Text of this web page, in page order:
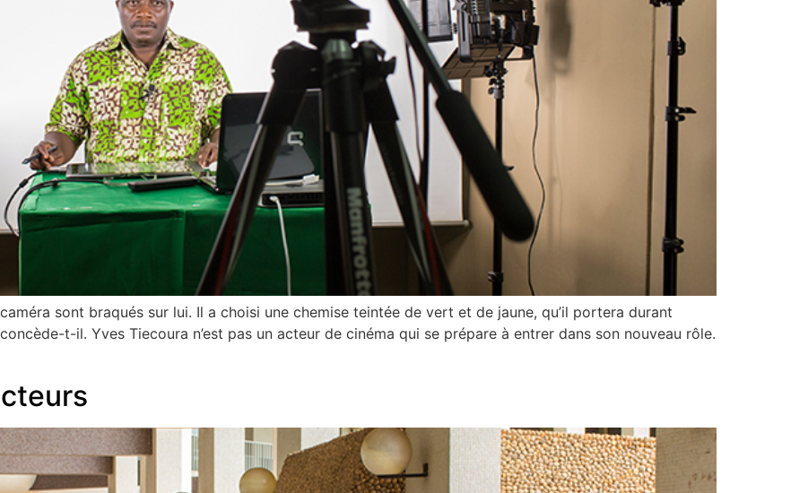
sont braqués sur lui. Il a choisi une chemise teintée de vert et de jaune, qu’il portera durant
t-il. Yves Tiecoura n’est pas un acteur de cinéma qui se prépare à entrer dans son nouveau rôle.